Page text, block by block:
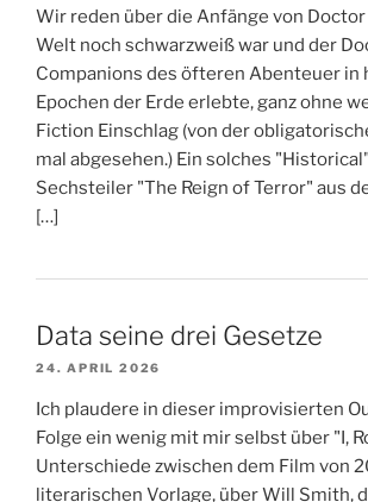
Wir reden über die Anfänge von Doctor
Welt noch schwarzweiß war und der
Companions des öfteren Abenteuer in
Epochen der Erde erlebte, ganz ohne
Fiction Einschlag (von der
mal abgesehen.) Ein solches
Sechsteiler "The Reign of Terror" aus
[…]
Data seine drei Gesetze
24. APRIL 2026
Ich plaudere in dieser improvisierten
Folge ein wenig mit mir selbst über "I,
Unterschiede zwischen dem Film von
literarischen Vorlage, über Will Smith,